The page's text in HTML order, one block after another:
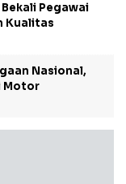
Pegawai
Kualitas
Nasional,
Motor